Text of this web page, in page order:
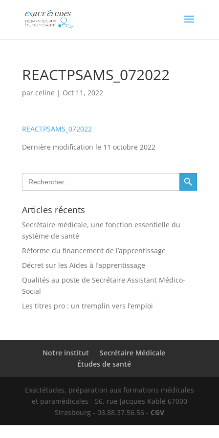
REACTPSAMS_072022
par celine | Oct 11, 2022
REACTPSAMS_072022
Dernière modification le 11 octobre 2022
Search
for:
Search Button
Articles récents
Secrétaire médicale, une fonction essentielle du
système de santé
Réforme du financement de l’apprentissage
Décret sur les Aides à l’apprentissage
Qualités au poste de Secrétaire Assistant Médico-
Social
Les titres pro : un tremplin vers l’emploi
Notre institut
Secrétaire Médicale
Études de santé
Exactétudes, préparation aux formations médicales
et paramédicales - 56, rue Jacques Kablé 67000
Strasbourg - 03.88.37.56.56 - CGV